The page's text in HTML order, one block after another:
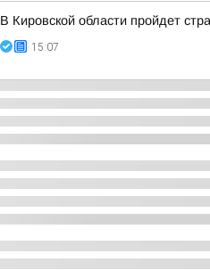
В Кировской области пройдет
15:07